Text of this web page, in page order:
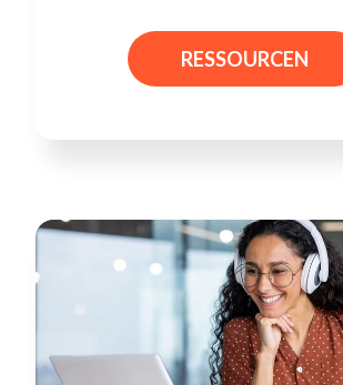
RESSOURCEN